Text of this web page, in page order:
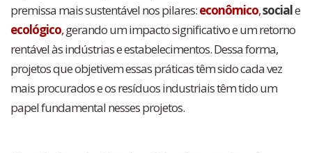
premissa mais sustentável nos pilares:econômico,sociale
ecológico,gerando um impacto significativo e um retorno
rentável às indústrias e estabelecimentos. Dessa forma,
projetos que objetivem essas práticas têm sido cada vez
mais procurados e os resíduos industriais têm tido um
papel fundamental nesses projetos.